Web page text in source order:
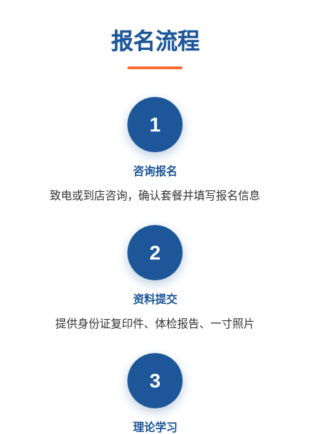
报名流程
1
咨询报名
致电或到店咨询，确认套餐并填写报名信息
2
资料提交
提供身份证复印件、体检报告、一寸照片
3
理论学习